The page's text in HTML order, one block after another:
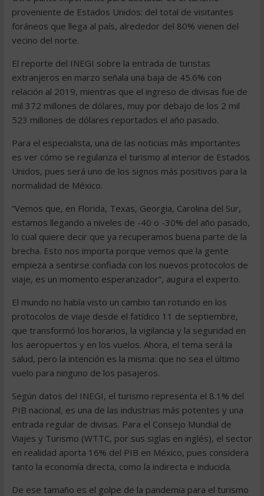
proveniente de Estados Unidos: del total de visitantes
foráneos que llega al país, alrededor del 80% vienen del
vecino del norte.
El reporte del INEGI sobre la entrada de turistas
extranjeros en marzo señala una baja de 45.6% con
relación al 2019, mientras que el ingreso de divisas fue de
mil 372 millones de dólares, muy por debajo de los 2 mil
523 millones de dólares reportados el año pasado.
Para el especialista, una de las noticias más importantes
es ver cómo se regulariza el turismo al interior de Estados
Unidos, pues será uno de los signos más positivos para la
normalidad de México.
“Vemos que, en Florida, Texas, Georgia, Carolina del Sur,
estamos llegando a niveles de -40 o -30% del año pasado,
lo cual quiere decir que ya recuperamos buena parte de la
brecha. Esto nos importa porque vemos que la gente
empieza a sentirse confiada con los nuevos protocolos de
viaje, es un momento esperanzador”, augura el experto.
El mundo no había visto un cambio tan rotundo en los
protocolos de viaje desde el fatídico 11 de septiembre,
que transformó los horarios, la vigilancia y la seguridad en
los aeropuertos y en los vuelos. Ahora, el tema será la
salud, pero la intención es la misma: que no sea el último
vuelo para ninguno de los pasajeros.
Según datos del INEGI, el turismo representa el 8.1% del
PIB nacional, es una de las industrias más potentes y una
entrada regular de divisas. Para el Consejo Mundial de
Viajes y Turismo (WTTC, por sus siglas en inglés), el sector
en realidad aporta 16% del PIB en México, pues considera
tanto la economía directa, como la indirecta e inducida.
De ese tamaño es el golpe de la pandemia para el turismo